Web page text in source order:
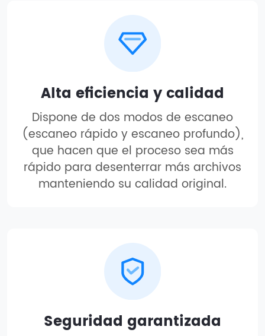
Alta eficiencia y calidad
Dispone de dos modos de escaneo
(escaneo rápido y escaneo profundo),
que hacen que el proceso sea más
rápido para desenterrar más archivos
manteniendo su calidad original.
Seguridad garantizada